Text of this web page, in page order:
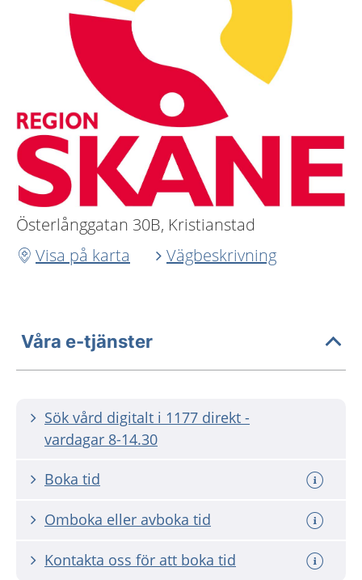
Österlånggatan 30B, Kristianstad
Visa på karta
Vägbeskrivning
Våra e-tjänster
Sök vård digitalt i 1177 direkt -
vardagar 8-14.30
Boka tid
Omboka eller avboka tid
Kontakta oss för att boka tid